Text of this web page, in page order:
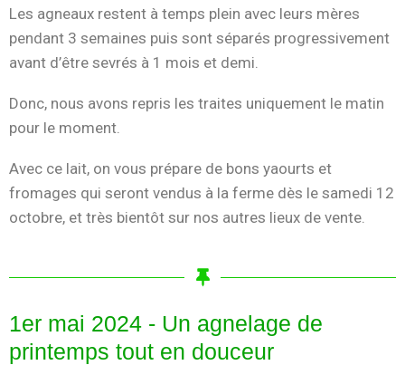
Les agneaux restent à temps plein avec leurs mères
pendant 3 semaines puis sont séparés progressivement
avant d’être sevrés à 1 mois et demi.
Donc, nous avons repris les traites uniquement le matin
pour le moment.
Avec ce lait, on vous prépare de bons yaourts et
fromages qui seront vendus à la ferme dès le samedi 12
octobre, et très bientôt sur nos autres lieux de vente.
1er mai 2024 - Un agnelage de
printemps tout en douceur